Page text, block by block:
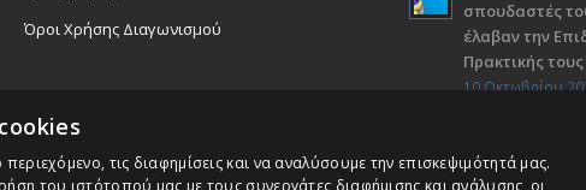
Όροι Χρήσης Διαγωνισμού
σπουδαστές
έλαβαν την
Πρακτικής
10 Οκτωβρίου
τις διαφημίσεις και να αναλύσουμε την επισκεψιμότητά μας.
του ιστότοπού μας με τους συνεργάτες διαφήμισης και ανάλυσης, οι